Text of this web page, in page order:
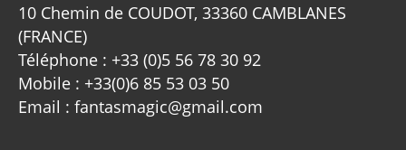
10 Chemin de COUDOT, 33360 CAMBLANES
(FRANCE)
Téléphone : +33 (0)5 56 78 30 92
Mobile : +33(0)6 85 53 03 50
Email : fantasmagic@gmail.com